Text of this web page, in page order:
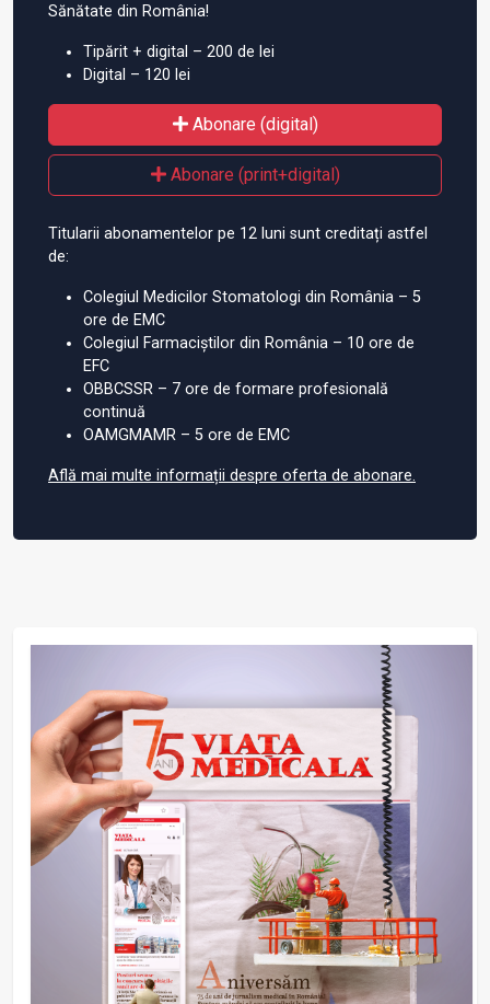
Sănătate din România!
Tipărit + digital – 200 de lei
Digital – 120 lei
Abonare (digital)
Abonare (print+digital)
Titularii abonamentelor pe 12 luni sunt creditați astfel
de:
Colegiul Medicilor Stomatologi din România – 5
ore de EMC
Colegiul Farmaciștilor din România – 10 ore de
EFC
OBBCSSR – 7 ore de formare profesională
continuă
OAMGMAMR – 5 ore de EMC
Află mai multe informații despre oferta de abonare.